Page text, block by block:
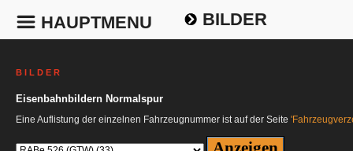
HAUPTMENU BILDER
B I L D E R
Eisenbahnbildern Normalspur
Eine Auflistung der einzelnen Fahrzeugnummer ist auf der Seite